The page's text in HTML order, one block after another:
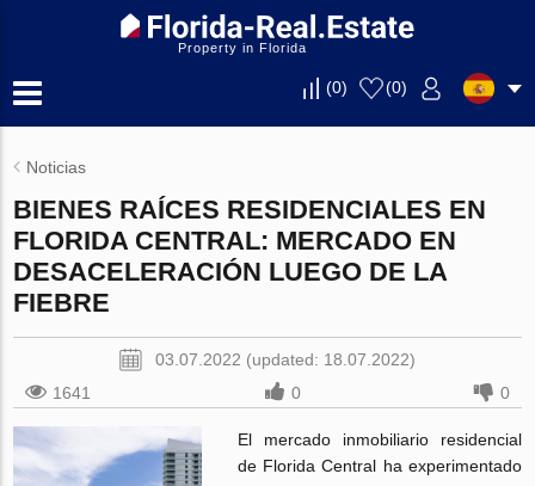
Property in Florida
(0) (0)
Noticias
BIENES RAÍCES RESIDENCIALES EN
FLORIDA CENTRAL: MERCADO EN
DESACELERACIÓN LUEGO DE LA
FIEBRE
03.07.2022 (updated: 18.07.2022)
1641
0 0
El mercado inmobiliario residencial
de Florida Central ha experimentado